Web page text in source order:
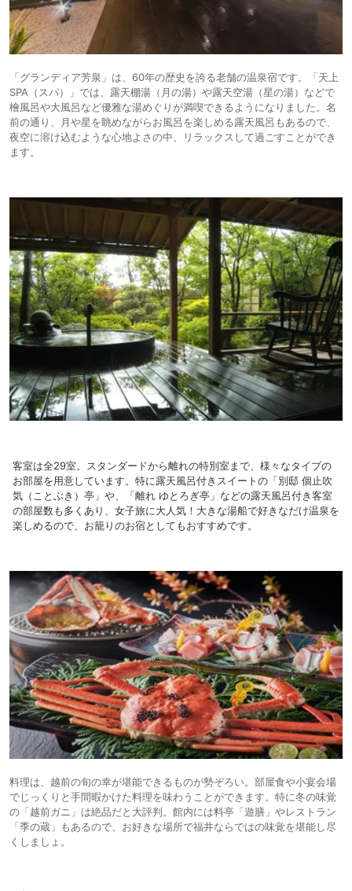
「グランディア芳泉」は、60年の歴史を誇る老舗の温泉宿です。「天上
SPA（スパ）」では、露天棚湯（月の湯）や露天空湯（星の湯）などで
檜風呂や大風呂など優雅な湯めぐりが満喫できるようになりました。名
前の通り、月や星を眺めながらお風呂を楽しめる露天風呂もあるので、
夜空に溶け込むような心地よさの中、リラックスして過ごすことができ
ます。
客室は全29室。スタンダードから離れの特別室まで、様々なタイプの
お部屋を用意しています。特に露天風呂付きスイートの「別邸 個止吹
気（ことぶき）亭」や、「離れ ゆとろぎ亭」などの露天風呂付き客室
の部屋数も多くあり、女子旅に大人気！大きな湯船で好きなだけ温泉を
楽しめるので、お籠りのお宿としてもおすすめです。
料理は、越前の旬の幸が堪能できるものが勢ぞろい。部屋食や小宴会場
でじっくりと手間暇かけた料理を味わうことができます。特に冬の味覚
の「越前ガニ」は絶品だと大評判。館内には料亭「遊膳」やレストラン
「季の蔵」もあるので、お好きな場所で福井ならではの味覚を堪能し尽
くしましょ。